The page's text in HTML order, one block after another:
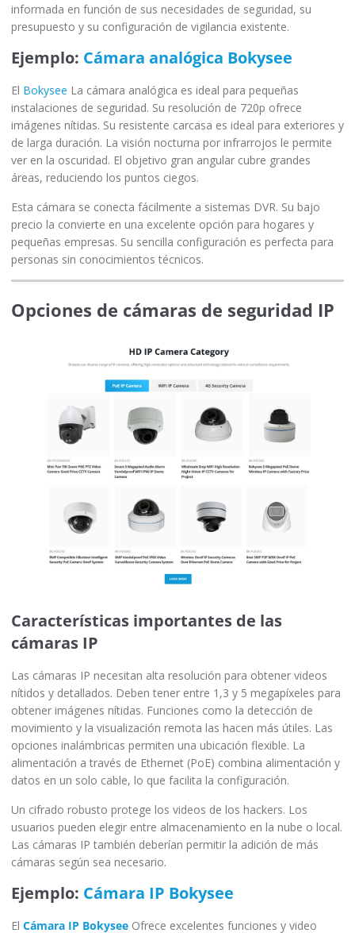
informada en función de sus necesidades de seguridad, su
presupuesto y su configuración de vigilancia existente.
Ejemplo: Cámara analógica Bokysee
El Bokysee La cámara analógica es ideal para pequeñas
instalaciones de seguridad. Su resolución de 720p ofrece
imágenes nítidas. Su resistente carcasa es ideal para exteriores y
de larga duración. La visión nocturna por infrarrojos le permite
ver en la oscuridad. El objetivo gran angular cubre grandes
áreas, reduciendo los puntos ciegos.
Esta cámara se conecta fácilmente a sistemas DVR. Su bajo
precio la convierte en una excelente opción para hogares y
pequeñas empresas. Su sencilla configuración es perfecta para
personas sin conocimientos técnicos.
Opciones de cámaras de seguridad IP
Características importantes de las
cámaras IP
Las cámaras IP necesitan alta resolución para obtener videos
nítidos y detallados. Deben tener entre 1,3 y 5 megapíxeles para
obtener imágenes nítidas. Funciones como la detección de
movimiento y la visualización remota las hacen más útiles. Las
opciones inalámbricas permiten una ubicación flexible. La
alimentación a través de Ethernet (PoE) combina alimentación y
datos en un solo cable, lo que facilita la configuración.
Un cifrado robusto protege los videos de los hackers. Los
usuarios pueden elegir entre almacenamiento en la nube o local.
Las cámaras IP también deberían permitir la adición de más
cámaras según sea necesario.
Ejemplo: Cámara IP Bokysee
El Cámara IP Bokysee Ofrece excelentes funciones y video